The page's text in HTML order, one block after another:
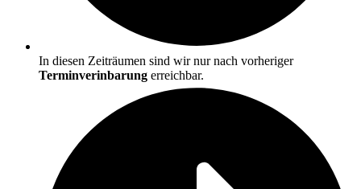
In diesen Zeiträumen sind wir nur nach vorheriger
Terminverinbarung erreichbar.